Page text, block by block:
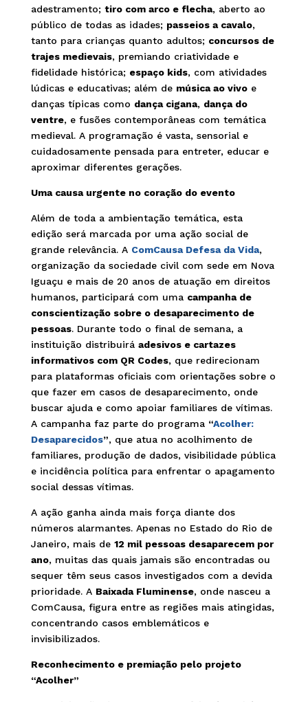
adestramento; tiro com arco e flecha, aberto ao
público de todas as idades; passeios a cavalo,
tanto para crianças quanto adultos; concursos de
trajes medievais, premiando criatividade e
fidelidade histórica; espaço kids, com atividades
lúdicas e educativas; além de música ao vivoe
danças típicas como dança cigana, dança do
ventre, e fusões contemporâneas com temática
medieval. A programação é vasta, sensorial e
cuidadosamente pensada para entreter, educar e
aproximar diferentes gerações.
Uma causa urgente no coração do evento
Além de toda a ambientação temática, esta
edição será marcada por uma ação social de
grande relevância. A ComCausa Defesa da Vida,
organização da sociedade civil com sede em Nova
Iguaçu e mais de 20 anos de atuação em direitos
humanos, participará com uma campanha de
conscientização sobre o desaparecimento de
pessoas. Durante todo o final de semana, a
instituição distribuirá adesivos e cartazes
informativos com QR Codes, que redirecionam
para plataformas oficiais com orientações sobre o
que fazer em casos de desaparecimento, onde
buscar ajuda e como apoiar familiares de vítimas.
A campanha faz parte do programa “Acolher:
Desaparecidos”, que atua no acolhimento de
familiares, produção de dados, visibilidade pública
e incidência política para enfrentar o apagamento
social dessas vítimas.
A ação ganha ainda mais força diante dos
números alarmantes. Apenas no Estado do Rio de
Janeiro, mais de 12 mil pessoas desaparecem por
ano, muitas das quais jamais são encontradas ou
sequer têm seus casos investigados com a devida
prioridade. A Baixada Fluminense, onde nasceu a
ComCausa, figura entre as regiões mais atingidas,
concentrando casos emblemáticos e
invisibilizados.
Reconhecimento e premiação pelo projeto
“Acolher”